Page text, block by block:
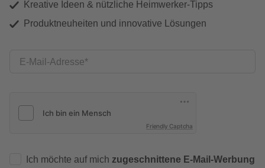
Kreative Ideen & nützliche Heimwerker-Tipps
Produktneuheiten und innovative Lösungen
E-Mail-Adresse
Friendly Captcha
Ich möchte auf mich zugeschnittene E-Mail-Werbung